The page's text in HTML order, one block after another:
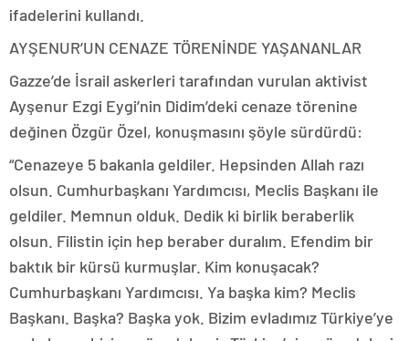
ifadelerini kullandı.
AYŞENUR’UN CENAZE TÖRENİNDE YAŞANANLAR
Gazze’de İsrail askerleri tarafından vurulan aktivist
Ayşenur Ezgi Eygi’nin Didim’deki cenaze törenine
değinen Özgür Özel, konuşmasını şöyle sürdürdü:
“Cenazeye 5 bakanla geldiler. Hepsinden Allah razı
olsun. Cumhurbaşkanı Yardımcısı, Meclis Başkanı ile
geldiler. Memnun olduk. Dedik ki birlik beraberlik
olsun. Filistin için hep beraber duralım. Efendim bir
baktık bir kürsü kurmuşlar. Kim konuşacak?
Cumhurbaşkanı Yardımcısı. Ya başka kim? Meclis
Başkanı. Başka? Başka yok. Bizim evladımız Türkiye’ye